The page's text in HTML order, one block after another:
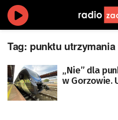
Tag: punktu
„Nie” dla
w Gorzowie.